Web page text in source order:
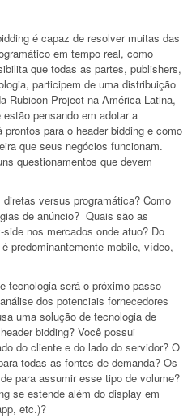
é capaz de resolver muitas das
em tempo real, como
que todas as partes, publishers,
participem de uma distribuição
Rubicon Project na América Latina,
pensando em adotar a
para o header bidding e como
que seus negócios funcionam.
questionamentos que devem
versus programática? Como
de anúncio? Quais são as
nos mercados onde atuo? Do
predominantemente mobile, vídeo,
tecnologia será o próximo passo
dos potenciais fornecedores
uma solução de tecnologia de
bidding? Você possui
do cliente e do lado do servidor? O
todas as fontes de demanda? Os
para assumir esse tipo de volume?
se estende além do display em
etc.)?